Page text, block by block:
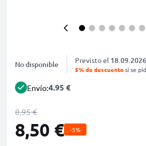
No disponible Previsto el 18.09.2026
5% de descuentosi se
Envío:4.95 €
8,95 €
8,50 € -5%